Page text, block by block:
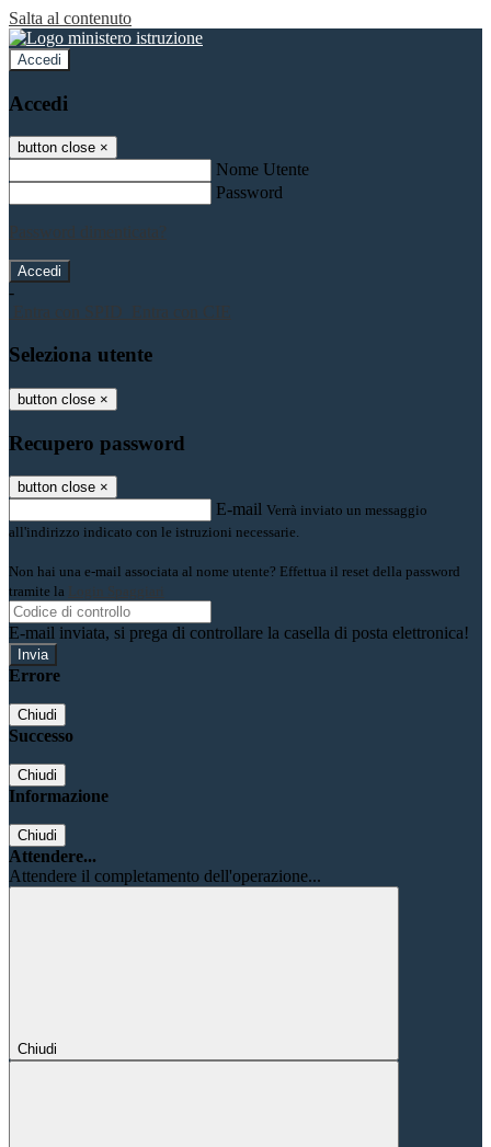
Salta al contenuto
Accedi
Accedi
button close ×
Nome Utente
Password
Password dimenticata?
-
Entra con SPID
Entra con CIE
Seleziona utente
button close ×
Recupero password
button close ×
E-mail Verrà inviato un messaggio
all'indirizzo indicato con le istruzioni necessarie.
Non hai una e-mail associata al nome utente? Effettua il reset della password
tramite la
Login Spaggiari
E-mail inviata, si prega di controllare la casella di posta elettronica!
Errore
Chiudi
Successo
Chiudi
Informazione
Chiudi
Attendere...
Attendere il completamento dell'operazione...
Chiudi